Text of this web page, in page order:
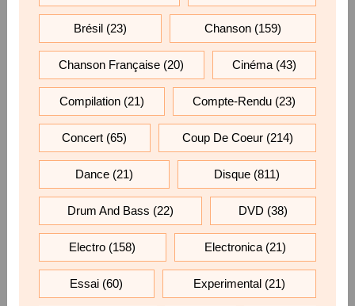
Brésil (23) Chanson (159)
Chanson Française (20) Cinéma(43)
Compilation(21) Compte-Rendu (23)
Concert (65) Coup De Coeur(214)
Dance(21) Disque (811)
Drum And Bass (22) DVD (38)
Electro (158) Electronica(21)
Essai (60) Experimental (21)